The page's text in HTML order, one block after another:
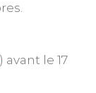
) avant le 17